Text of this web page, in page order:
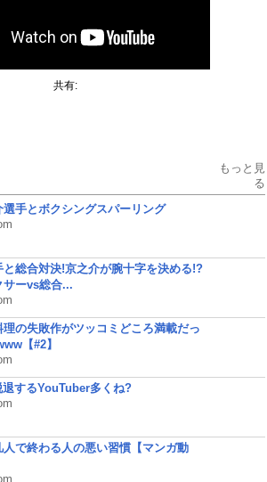
共有:
もっと見
る
選手とボクシングスパーリング
と総合対決!京之介が腕十字を決める!?
サーvs総合...
理の失敗作がツッコミどころ満載だっ
【#2】
退するYouTuber多くね?
人で終わる人の悪い習慣【マンガ動